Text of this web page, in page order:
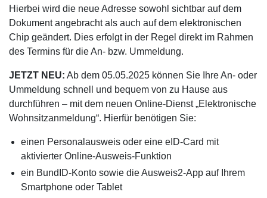
Hierbei wird die neue Adresse sowohl sichtbar auf dem
Dokument angebracht als auch auf dem elektronischen
Chip geändert. Dies erfolgt in der Regel direkt im Rahmen
des Termins für die An- bzw. Ummeldung.
JETZT NEU: Ab dem 05.05.2025 können Sie Ihre An- oder
Ummeldung schnell und bequem von zu Hause aus
durchführen – mit dem neuen Online-Dienst „Elektronische
Wohnsitzanmeldung“. Hierfür benötigen Sie:
einen Personalausweis oder eine eID-Card mit
aktivierter Online-Ausweis-Funktion
ein BundID-Konto sowie die Ausweis2-App auf Ihrem
Smartphone oder Tablet